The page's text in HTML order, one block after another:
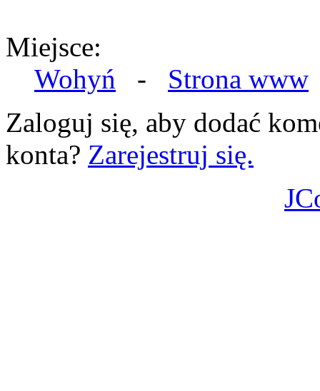
Miejsce:
Wohyń - Strona www
Zaloguj się, aby dodać
konta? Zarejestruj się.